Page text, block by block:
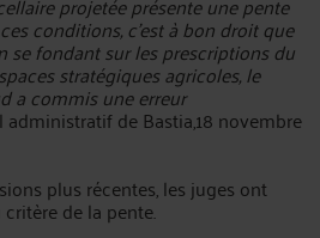
conditions, c'est à bon droit que
se fondant sur les prescriptions du
stratégiques agricoles, le
a commis une erreur
administratif de Bastia,18 novembre
plus récentes, les juges ont
de la pente.